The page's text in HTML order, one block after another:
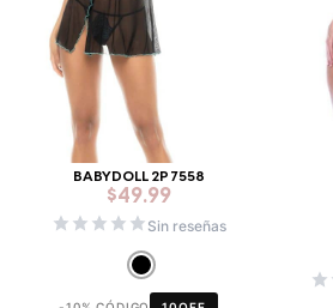
BABYDOLL 2P 7558
$49.99
Sin reseñas